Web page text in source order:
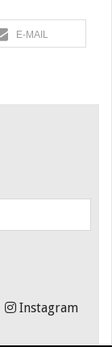
E-MAIL
Instagram